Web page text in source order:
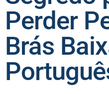
Perder
Brás